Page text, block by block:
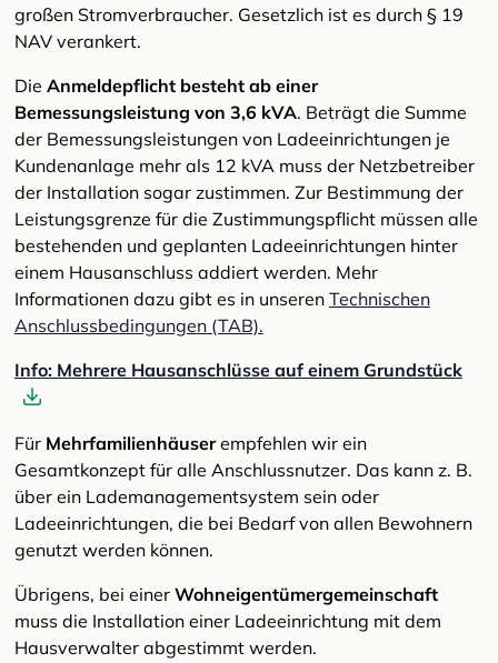
großen Stromverbraucher. Gesetzlich ist es durch § 19
NAV verankert.
Die Anmeldepflicht besteht ab einer
Bemessungsleistung von 3,6 kVA. Beträgt die Summe
der Bemessungsleistungen von Ladeeinrichtungen je
Kundenanlage mehr als 12 kVA muss der Netzbetreiber
der Installation sogar zustimmen. Zur Bestimmung der
Leistungsgrenze für die Zustimmungspflicht müssen alle
bestehenden und geplanten Ladeeinrichtungen hinter
einem Hausanschluss addiert werden. Mehr
Informationen dazu gibt es in unseren Technischen
Anschlussbedingungen (TAB).
Info: Mehrere Hausanschlüsse auf einem Grundstück
Für Mehrfamilienhäuserempfehlen wir ein
Gesamtkonzept für alle Anschlussnutzer. Das kann z. B.
über ein Lademanagementsystem sein oder
Ladeeinrichtungen, die bei Bedarf von allen Bewohnern
genutzt werden können.
Übrigens, bei einer Wohneigentümergemeinschaft
muss die Installation einer Ladeeinrichtung mit dem
Hausverwalter abgestimmt werden.